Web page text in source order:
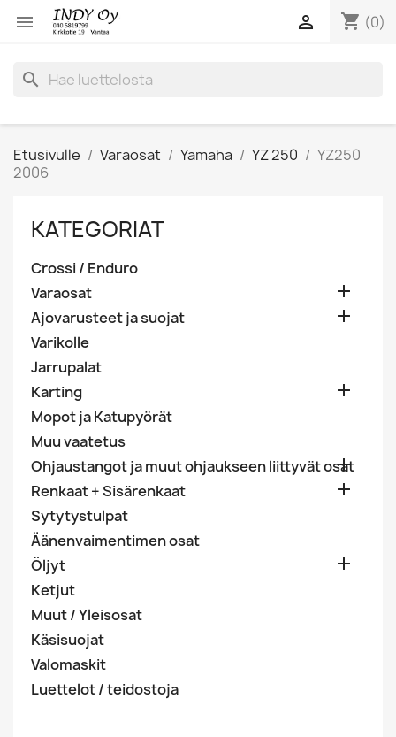
 shopping_cart (0)

search
Etusivulle Varaosat Yamaha YZ 250
YZ250
2006
KATEGORIAT
Crossi / Enduro
Varaosat

Ajovarusteet ja suojat 
Varikolle
Jarrupalat
Karting

Mopot ja Katupyörät
Muu vaatetus
Ohjaustangot ja muut ohjaukseen liittyvät osat

Renkaat + Sisärenkaat 
Sytytystulpat
Äänenvaimentimen osat
Öljyt

Ketjut
Muut / Yleisosat
Käsisuojat
Valomaskit
Luettelot / teidostoja